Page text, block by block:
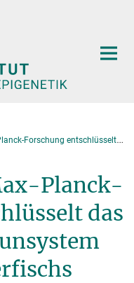
das rätselhafte Immunsystem des Tiefseeanglerfischs
Planck-
das